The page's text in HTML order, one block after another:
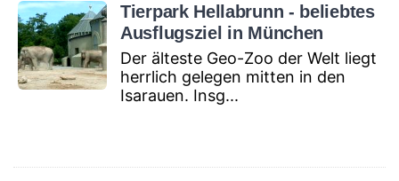
Tierpark Hellabrunn - beliebtes
Ausflugsziel in München
Der älteste Geo-Zoo der Welt liegt
herrlich gelegen mitten in den
Isarauen. Insg...